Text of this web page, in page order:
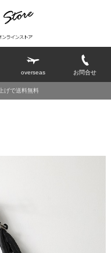
overseas お問合せ
げで送料無料